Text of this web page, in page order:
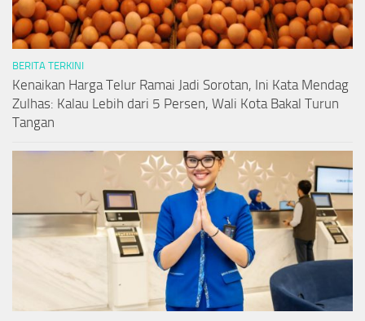
BERITA TERKINI
Kenaikan Harga Telur Ramai Jadi Sorotan, Ini Kata Mendag
Zulhas: Kalau Lebih dari 5 Persen, Wali Kota Bakal Turun
Tangan